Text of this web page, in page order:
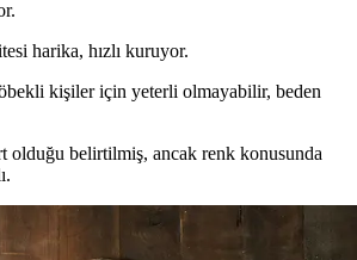
harika, hızlı kuruyor.
kişiler için yeterli olmayabilir, beden
olduğu belirtilmiş, ancak renk konusunda